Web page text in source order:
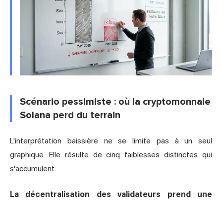
Scénario pessimiste : où la cryptomonnaie
Solana perd du terrain
L'interprétation baissière ne se limite pas à un seul
graphique. Elle résulte de cinq faiblesses distinctes qui
s'accumulent.
La décentralisation des validateurs prend une